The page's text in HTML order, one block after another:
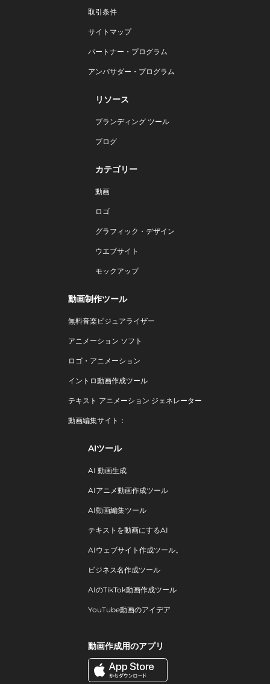
取引条件
サイトマップ
パートナー・プログラム
アンバサダー・プログラム
リソース
ブランディング ツール
ブログ
カテゴリー
動画
ロゴ
グラフィック・デザイン
ウエブサイト
モックアップ
動画制作ツール
無料音楽ビジュアライザー
アニメーション ソフト
ロゴ・アニメーション
イントロ動画作成ツール
テキスト アニメーション ジェネレーター
動画編集サイト：
AIツール
AI 動画生成
AIアニメ動画作成ツール
AI動画編集ツール
テキストを動画にするAI
AIウェブサイト作成ツール。
ビジネス名作成ツール
AIのTikTok動画作成ツール
YouTube動画のアイデア
動画作成用のアプリ